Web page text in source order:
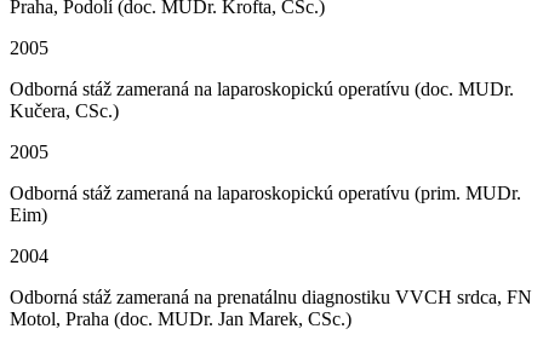
Praha, Podolí (doc. MUDr. Krofta, CSc.)
2005
Odborná stáž zameraná na laparoskopickú operatívu (doc. MUDr.
Kučera, CSc.)
2005
Odborná stáž zameraná na laparoskopickú operatívu (prim. MUDr.
Eim)
2004
Odborná stáž zameraná na prenatálnu diagnostiku VVCH srdca, FN
Motol, Praha (doc. MUDr. Jan Marek, CSc.)